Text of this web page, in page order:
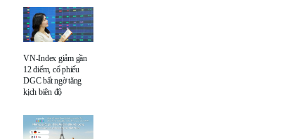
VN-Index giảm gần
12 điểm, cổ phiếu
DGC bất ngờ tăng
kịch biên độ